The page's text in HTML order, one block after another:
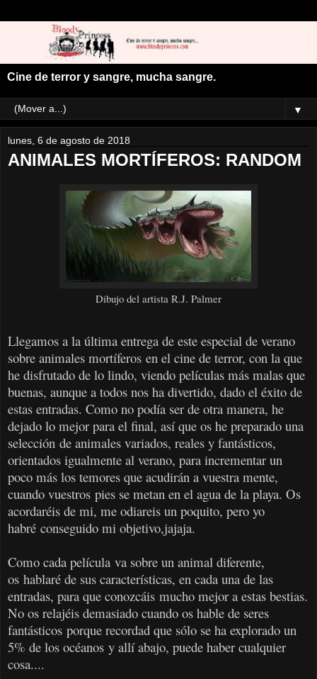
Cine de terror y sangre, mucha sangre.
▼
lunes, 6 de agosto de 2018
ANIMALES MORTÍFEROS: RANDOM
Dibujo del artista R.J. Palmer
Llegamos a la última entrega de este especial de verano
sobre animales mortíferos en el cine de terror, con la que
he disfrutado de lo lindo, viendo películas más malas que
buenas, aunque a todos nos ha divertido, dado el éxito de
estas entradas. Como no podía ser de otra manera, he
dejado lo mejor para el final, así que os he preparado una
selección de animales variados, reales y fantásticos,
orientados igualmente al verano, para incrementar un
poco más los temores que acudirán a vuestra mente,
cuando vuestros pies se metan en el agua de la playa. Os
acordaréis de mi, me odiareis un poquito, pero yo
habré conseguido mi objetivo,jajaja.
Como cada película va sobre un animal diferente,
os hablaré de sus características, en cada una de las
entradas, para que conozcáis mucho mejor a estas bestias.
No os relajéis demasiado cuando os hable de seres
fantásticos porque recordad que sólo se ha explorado un
5% de los océanos y allí abajo, puede haber cualquier
cosa....